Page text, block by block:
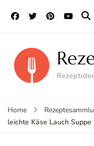
Home
leichte Käse Lauch Suppe